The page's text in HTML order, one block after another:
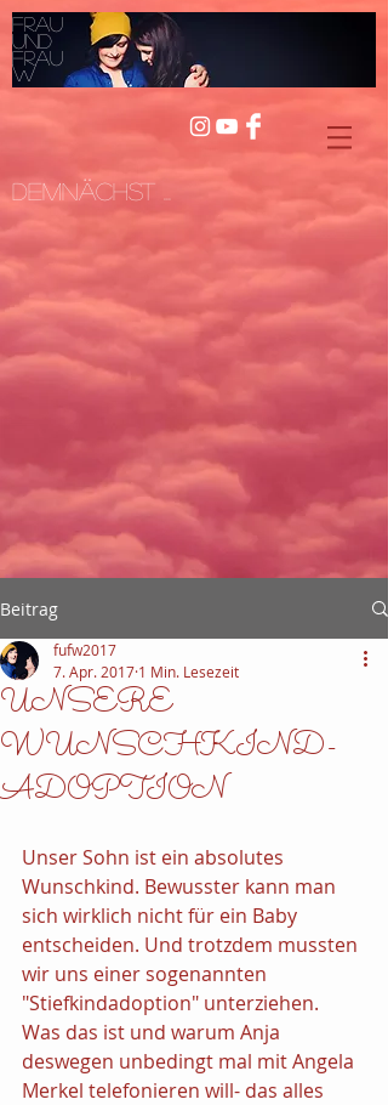
Frau
und
Frau
W
Demnächst ...
Beitrag
UNSERE
WUNSCHKIND-
ADOPTION
fufw2017
7. Apr. 2017 1 Min. Lesezeit
Unser Sohn ist ein absolutes
Wunschkind. Bewusster kann man
sich wirklich nicht für ein Baby
entscheiden. Und trotzdem mussten
wir uns einer sogenannten
"Stiefkindadoption" unterziehen.
Was das ist und warum Anja
deswegen unbedingt mal mit Angela
Merkel telefonieren will- das alles